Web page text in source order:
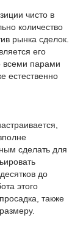
чисто в
количество
рынка сделок.
его
всеми парами
естественно
сделать для
до
этого
также